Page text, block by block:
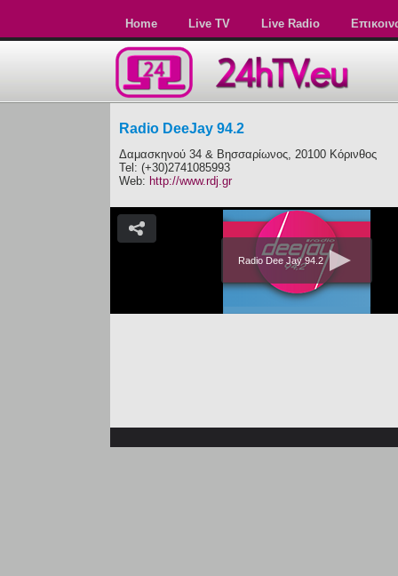
Home Live TV Live Radio
Radio DeeJay 94.2
Δαμασκηνού 34 & Βησσαρίωνος, 20100 Κόρινθος
Tel: (+30)2741085993
Web: http://www.rdj.gr
Radio Dee Jay 94.2